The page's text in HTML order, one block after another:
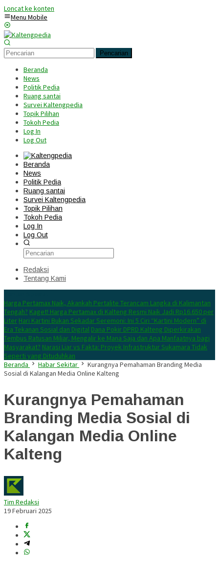
Loncat ke konten
Menu Mobile
Pencarian
Beranda
News
Politik Pedia
Ruang santai
Survei Kaltengpedia
Topik Pilihan
Tokoh Pedia
Log In
Log Out
Beranda
News
Politik Pedia
Ruang santai
Survei Kaltengpedia
Topik Pilihan
Tokoh Pedia
Log In
Log Out
Redaksi
Tentang Kami
Harga Pertamax Naik, Akankah Pertalite Terancam Langka di Kalimantan
Tengah? Kaget! Harga Pertamax di Kalteng Resmi Naik Jadi Rp16.650 per
Liter Hari Kartini Bukan Sekadar Seremoni: Ini 5 Ciri “Kartini Modern” di
Era Tekanan Sosial dan Digital Dana Pokir DPRD Kalteng Diperkirakan
Tembus Ratusan Miliar, Mengalir ke Mana Saja dan Apa Manfaatnya bagi
Masyarakat? Narasi Liar vs Fakta: Proyek Infrastruktur Sukamara Tidak
Seperti yang Dituduhkan
Beranda
Habar Sekitar
Kurangnya Pemahaman Branding Media
Sosial di Kalangan Media Online Kalteng
Kurangnya Pemahaman
Branding Media Sosial di
Kalangan Media Online
Kalteng
Tim Redaksi
19 Februari 2025